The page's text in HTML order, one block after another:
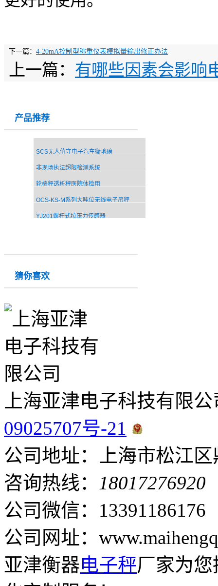
下一篇： 4-20mA控制型称重仪表模拟量输出修正办法
上一篇： 有哪些因素会影响
产品推荐
SCS无人值守电子汽车衡地磅
非现场执法超限检测系统
轮椅秤透析秤医院体检用
OCS-KS-M系列大吨位无线电子吊秤
YJ201螺杆式拉压力传感器
猜你喜欢
上海亚津电子科技有限
09025707号-21
公司地址：上海市松江区
咨询热线： 18017276920
公司微信：13391186176
公司网址：
亚津衡器电子秤厂家为